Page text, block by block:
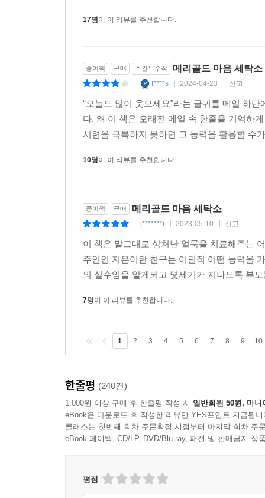
17명이 이 리뷰를 추천합니다.
종이책 구매 주간우수작 메리골드 마음 세탁소
t****s 2024-04-23 신고
“오늘도 많이 웃으세요”라는 글귀를 메일 하
다. 왜 이 책은 오래전 메일 속 한줄을 기억하
시련을 극복하지 못하면 그 능력을 활용할 수
10명이 이 리뷰를 추천합니다.
종이책 구매 메리골드 마음 세탁소
j*******i 2023-05-10 신고
이 책은 말그대로 상처난 얼룩을 치료해주는
주인인 지은이란 친구는 어릴적 어떤 능력을
의 실수임을 알게되고 몇세기가 지나도록 부
7명이 이 리뷰를 추천합니다.
1 2 3 4 5 6 7 8 9 10
한줄평 (240건)
1,000원 이상 구매 후 한줄평 작성 시 일반회원 50원, 마니
eBook은 다운로드 후 작성한 리뷰만 YES포인트 지급됩니
클래스는 첫번째 회차 주문확정 시점부터 마지막 회차 주
eBook 페이백, CD/LP, DVD/Blu-ray, 패션 및 판매금지 상
평점